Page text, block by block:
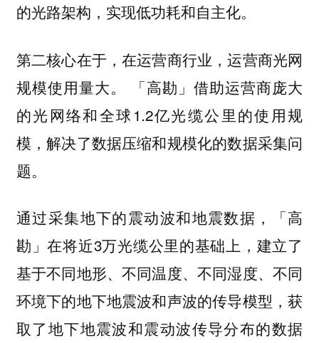
的光路架构，实现低功耗和自主化。
第二核心在于，在运营商行业，运营商光网
规模使用量大。
「高勘」借助运营商庞大
的光网络和全球1.2亿光缆公里的使用规
模，解决了数据压缩和规模化的数据采集问
题。
通过采集地下的震动波和地震数据，「高
勘」在将近3万光缆公里的基础上，建立了
基于不同地形、不同温度、不同湿度、不同
环境下的地下地震波和声波的传导模型，获
取了地下地震波和震动波传导分布的数据